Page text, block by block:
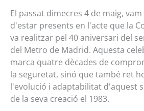
El passat dimecres 4 de maig,
d'estar presents en l'acte que la
va realitzar pel 40 aniversari del
del Metro de Madrid. Aquesta
marca quatre dècades de
la seguretat, sinó que també ret
l'evolució i adaptabilitat d'aquest
de la seva creació el 1983.